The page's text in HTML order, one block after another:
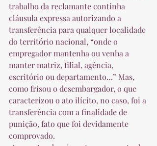
trabalho da reclamante continha
cláusula expressa autorizando a
transferência para qualquer localidade
do território nacional, “onde o
empregador mantenha ou venha a
manter matriz, filial, agência,
escritório ou departamento…” Mas,
como frisou o desembargador, o que
caracterizou o ato ilícito, no caso, foi a
transferência com a finalidade de
punição, fato que foi devidamente
comprovado.